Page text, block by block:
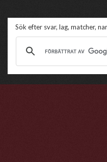
Sök efter svar, lag, matcher,